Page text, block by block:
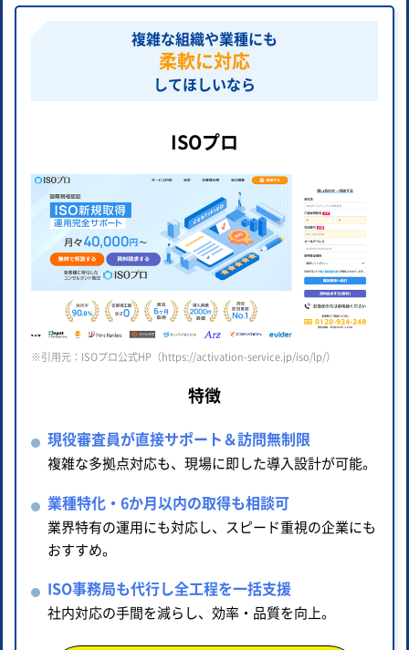
複雑な組織や業種にも
柔軟に対応
してほしいなら
ISOプロ
※引用元：ISOプロ公式HP（https://activation-service.jp/iso/lp/）
特徴
現役審査員が直接サポート＆訪問無制限
複雑な多拠点対応も、現場に即した導入設計が可能。
業種特化・6か月以内の取得も相談可
業界特有の運用にも対応し、スピード重視の企業にも
おすすめ。
ISO事務局も代行し全工程を一括支援
社内対応の手間を減らし、効率・品質を向上。